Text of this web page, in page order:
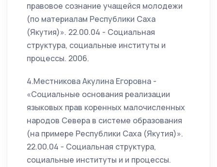
правовое сознание учащейся молодежи
(по материалам Республики Саха
(Якутия)». 22.00.04 - Социальная
структура, социальные институты и
процессы. 2006.
4.Местникова Акулина Егоровна -
«Социальные основания реализации
языковых прав коренных малочисленных
народов Севера в системе образования
(на примере Республики Саха (Якутия)».
22.00.04 - Социальная структура,
социальные институты и и процессы.